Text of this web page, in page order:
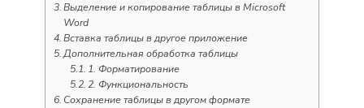
Выделение и копирование таблицы в Microsoft
Word
Вставка таблицы в другое приложение
Дополнительная обработка таблицы
1. Форматирование
2. Функциональность
Сохранение таблицы в другом формате